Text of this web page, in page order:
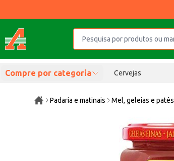
Compre por categoria Cervejas
Padaria e matinais Mel, geleias e patês